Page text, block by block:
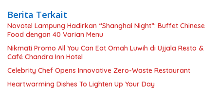
Berita Terkait
Novotel Lampung Hadirkan “Shanghai Night”: Buffet Chinese
Food dengan 40 Varian Menu
Nikmati Promo All You Can Eat Omah Luwih di Ujjala Resto &
Café Chandra Inn Hotel
Celebrity Chef Opens Innovative Zero-Waste Restaurant
Heartwarming Dishes To Lighten Up Your Day